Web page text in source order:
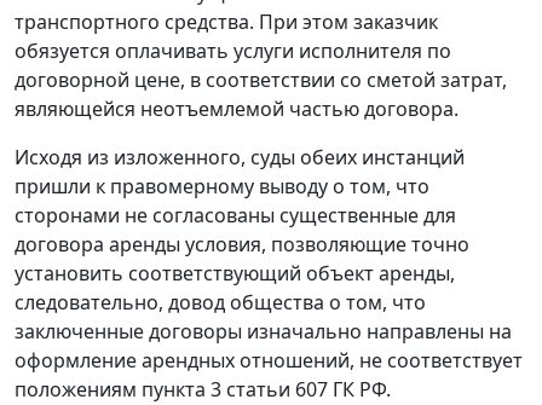
транспортного средства. При этом заказчик
обязуется оплачивать услуги исполнителя по
договорной цене, в соответствии со сметой затрат,
являющейся неотъемлемой частью договора.
Исходя из изложенного, суды обеих инстанций
пришли к правомерному выводу о том, что
сторонами не согласованы существенные для
договора аренды условия, позволяющие точно
установить соответствующий объект аренды,
следовательно, довод общества о том, что
заключенные договоры изначально направлены на
оформление арендных отношений, не соответствует
положениям пункта 3 статьи 607 ГК РФ.